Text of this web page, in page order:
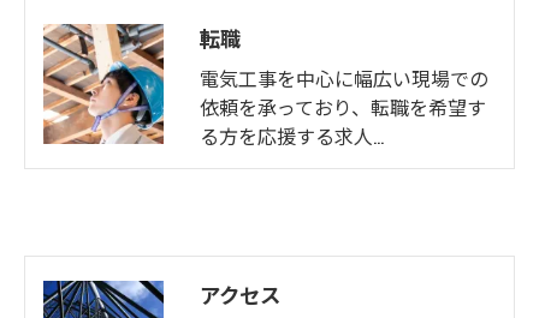
転職
電気工事を中心に幅広い現場での
依頼を承っており、転職を希望す
る方を応援する求人…
アクセス